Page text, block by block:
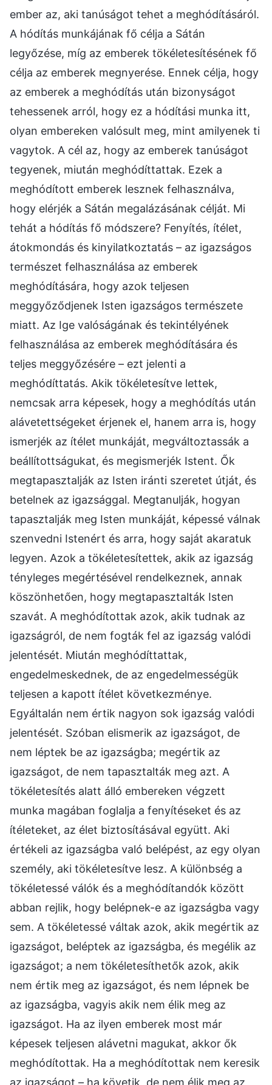
ember az, aki tanúságot tehet a meghódításáról.
A hódítás munkájának fő célja a Sátán
legyőzése, míg az emberek tökéletesítésének fő
célja az emberek megnyerése. Ennek célja, hogy
az emberek a meghódítás után bizonyságot
tehessenek arról, hogy ez a hódítási munka itt,
olyan embereken valósult meg, mint amilyenek ti
vagytok. A cél az, hogy az emberek tanúságot
tegyenek, miután meghódíttattak. Ezek a
meghódított emberek lesznek felhasználva,
hogy elérjék a Sátán megalázásának célját. Mi
tehát a hódítás fő módszere? Fenyítés, ítélet,
átokmondás és kinyilatkoztatás – az igazságos
természet felhasználása az emberek
meghódítására, hogy azok teljesen
meggyőződjenek Isten igazságos természete
miatt. Az Ige valóságának és tekintélyének
felhasználása az emberek meghódítására és
teljes meggyőzésére – ezt jelenti a
meghódíttatás. Akik tökéletesítve lettek,
nemcsak arra képesek, hogy a meghódítás után
alávetettségeket érjenek el, hanem arra is, hogy
ismerjék az ítélet munkáját, megváltoztassák a
beállítottságukat, és megismerjék Istent. Ők
megtapasztalják az Isten iránti szeretet útját, és
betelnek az igazsággal. Megtanulják, hogyan
tapasztalják meg Isten munkáját, képessé válnak
szenvedni Istenért és arra, hogy saját akaratuk
legyen. Azok a tökéletesítettek, akik az igazság
tényleges megértésével rendelkeznek, annak
köszönhetően, hogy megtapasztalták Isten
szavát. A meghódítottak azok, akik tudnak az
igazságról, de nem fogták fel az igazság valódi
jelentését. Miután meghódíttattak,
engedelmeskednek, de az engedelmességük
teljesen a kapott ítélet következménye.
Egyáltalán nem értik nagyon sok igazság valódi
jelentését. Szóban elismerik az igazságot, de
nem léptek be az igazságba; megértik az
igazságot, de nem tapasztalták meg azt. A
tökéletesítés alatt álló embereken végzett
munka magában foglalja a fenyítéseket és az
ítéleteket, az élet biztosításával együtt. Aki
értékeli az igazságba való belépést, az egy olyan
személy, aki tökéletesítve lesz. A különbség a
tökéletessé válók és a meghódítandók között
abban rejlik, hogy belépnek-e az igazságba vagy
sem. A tökéletessé váltak azok, akik megértik az
igazságot, beléptek az igazságba, és megélik az
igazságot; a nem tökéletesíthetők azok, akik
nem értik meg az igazságot, és nem lépnek be
az igazságba, vagyis akik nem élik meg az
igazságot. Ha az ilyen emberek most már
képesek teljesen alávetni magukat, akkor ők
meghódítottak. Ha a meghódítottak nem keresik
az igazságot – ha követik, de nem élik meg az